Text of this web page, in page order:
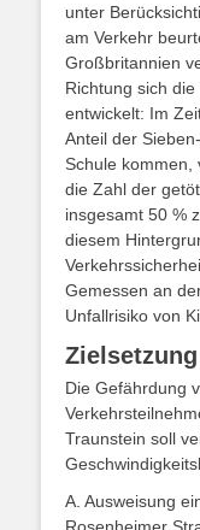
unter
am Verkehr
Großbritannien
Richtung sich
entwickelt: Im
Anteil der
Schule kommen,
die Zahl der
insgesamt 50 %
diesem
Gemessen an
Unfallrisiko von
Zielsetzung
Die Gefährdung
Traunstein soll
A. Ausweisung
Rosenheimer